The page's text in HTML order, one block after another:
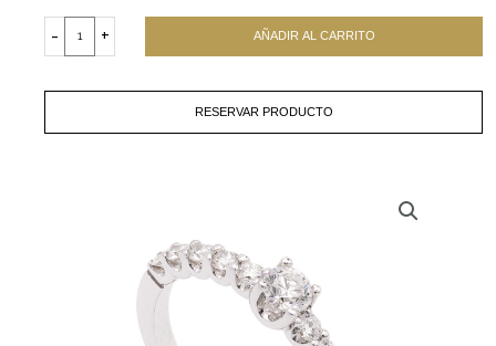
-
LUMIÈRE
+ AÑADIR AL CARRITO
RESERVAR PRODUCTO